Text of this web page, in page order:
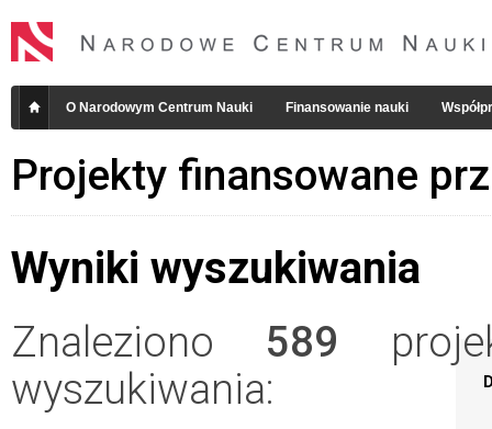
O Narodowym Centrum Nauki Finansowanie nauki
Projekty finansowane
Wyniki wyszukiwania
Znaleziono 589
wyszukiwania: